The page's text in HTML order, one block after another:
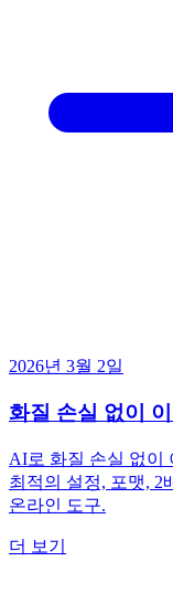
2026년 3월 2일
화질 손실 없이
AI로 화질 손실 없이
최적의 설정, 포맷, 2
온라인 도구.
더 보기